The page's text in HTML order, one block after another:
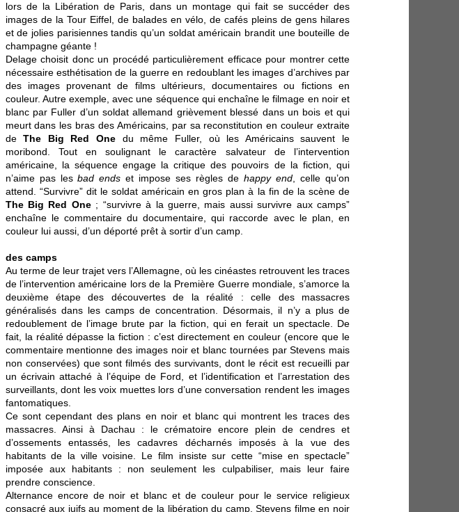
lors de la Libération de Paris, dans un montage qui fait se succéder des
images de la Tour Eiffel, de balades en vélo, de cafés pleins de gens hilares
et de jolies parisiennes tandis qu’un soldat américain brandit une bouteille de
champagne géante !
Delage choisit donc un procédé particulièrement efficace pour montrer cette
nécessaire esthétisation de la guerre en redoublant les images d’archives par
des images provenant de films ultérieurs, documentaires ou fictions en
couleur. Autre exemple, avec une séquence qui enchaîne le filmage en noir et
blanc par Fuller d’un soldat allemand grièvement blessé dans un bois et qui
meurt dans les bras des Américains, par sa reconstitution en couleur extraite
deThe Big Red One du même Fuller, où les Américains sauvent le
moribond. Tout en soulignant le caractère salvateur de l’intervention
américaine, la séquence engage la critique des pouvoirs de la fiction, qui
n’aime pas lesbad ends et impose ses règles dehappy end, celle qu’on
attend. “Survivre” dit le soldat américain en gros plan à la fin de la scène de
The Big Red One; “survivre à la guerre, mais aussi survivre aux camps”
enchaîne le commentaire du documentaire, qui raccorde avec le plan, en
couleur lui aussi, d’un déporté prêt à sortir d’un camp.
des camps
Au terme de leur trajet vers l’Allemagne, où les cinéastes retrouvent les traces
de l’intervention américaine lors de la Première Guerre mondiale, s’amorce la
deuxième étape des découvertes de la réalité : celle des massacres
généralisés dans les camps de concentration. Désormais, il n’y a plus de
redoublement de l’image brute par la fiction, qui en ferait un spectacle. De
fait, la réalité dépasse la fiction : c’est directement en couleur (encore que le
commentaire mentionne des images noir et blanc tournées par Stevens mais
non conservées) que sont filmés des survivants, dont le récit est recueilli par
un écrivain attaché à l’équipe de Ford, et l’identification et l’arrestation des
surveillants, dont les voix muettes lors d’une conversation rendent les images
fantomatiques.
Ce sont cependant des plans en noir et blanc qui montrent les traces des
massacres. Ainsi à Dachau : le crématoire encore plein de cendres et
d’ossements entassés, les cadavres décharnés imposés à la vue des
habitants de la ville voisine. Le film insiste sur cette “mise en spectacle”
imposée aux habitants : non seulement les culpabiliser, mais leur faire
prendre conscience.
Alternance encore de noir et blanc et de couleur pour le service religieux
consacré aux juifs au moment de la libération du camp. Stevens filme en noir